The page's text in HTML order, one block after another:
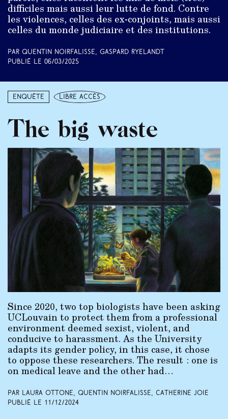
difficiles mais aussi leur lutte de fond. Contre
les violences, celles des ­ex-conjoints, mais aussi
celles du monde judiciaire et des institutions.
Par Quentin Noirfalisse, Gaspard Ryelandt
Publié le 06/03/2025
Enquête libre accès
The big waste
Since 2020, two top biologists have been asking
UCLouvain to protect them from a professional
environment deemed sexist, violent, and
conducive to harassment. As the University
adapts its gender policy, in this case, it chose
to oppose these researchers. The result : one is
on medical leave and the other had…
Par Laura Ottone, Quentin Noirfalisse, Catherine Joie
Publié le 11/12/2024